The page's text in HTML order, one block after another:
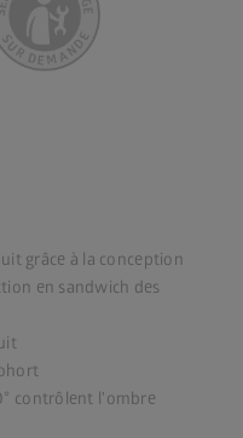
grâce à la conception
en sandwich des
contrôlent l'ombre